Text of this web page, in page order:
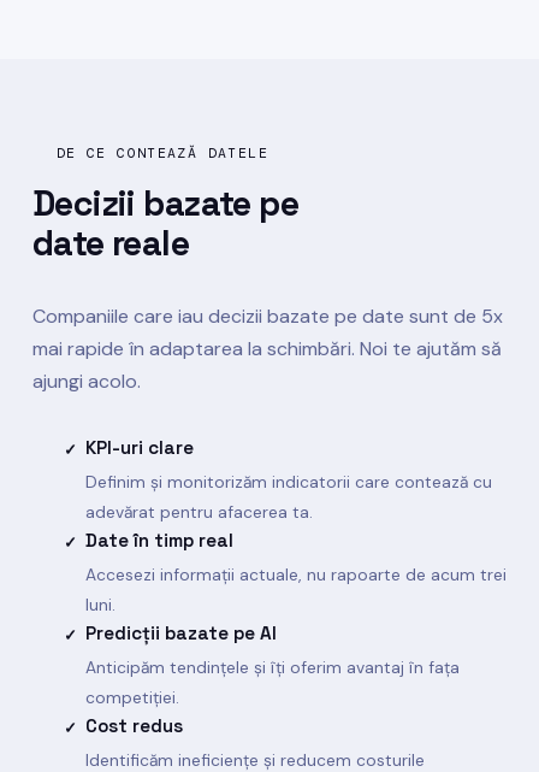
DE CE CONTEAZĂ DATELE
Decizii bazate pe
date reale
Companiile care iau decizii bazate pe date sunt de 5x
mai rapide în adaptarea la schimbări. Noi te ajutăm să
ajungi acolo.
✓ KPI-uri clare
Definim și monitorizăm indicatorii care contează cu
adevărat pentru afacerea ta.
✓ Date în timp real
Accesezi informații actuale, nu rapoarte de acum trei
luni.
✓ Predicții bazate pe AI
Anticipăm tendințele și îți oferim avantaj în fața
competiției.
✓ Cost redus
Identificăm ineficiențe și reducem costurile